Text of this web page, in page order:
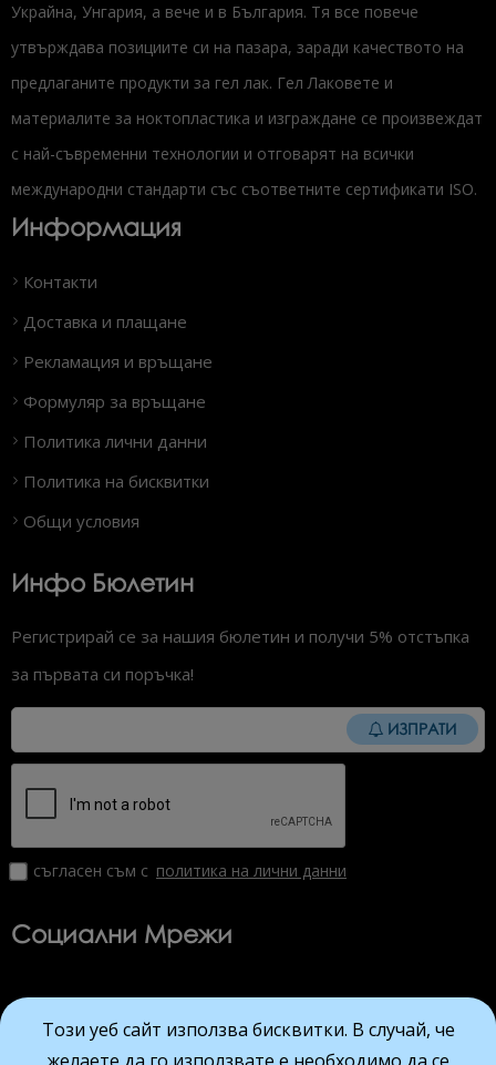
Украйна, Унгария, а вече и в България. Тя все повече
утвърждава позициите си на пазара, заради качеството на
предлаганите продукти за гел лак. Гел Лаковете и
материалите за ноктопластика и изграждане се произвеждат
с най-съвременни технологии и отговарят на всички
международни стандарти със съответните сертификати ISO.
Информация
Контакти
Доставка и плащане
Рекламация и връщане
Формуляр за връщане
Политика лични данни
Политика на бисквитки
Общи условия
Инфо Бюлетин
Регистрирай се за нашия бюлетин и получи 5% отстъпка
за първата си поръчка!
ИЗПРАТИ
съгласен съм с политика на лични данни
Социални Мрежи
Viber Facebook Instagram YouTube
Този уеб сайт използва бисквитки. В случай, че